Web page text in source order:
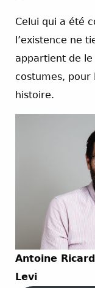
Celui qui a été
l’existence ne
appartient de
costumes, pour
histoire.
Antoine
Levi